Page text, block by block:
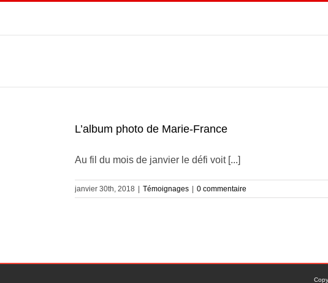
contenu
L’album photo de Marie-France
Au fil du mois de janvier le défi voit [...]
janvier 30th, 2018 Témoignages 0 commentaire